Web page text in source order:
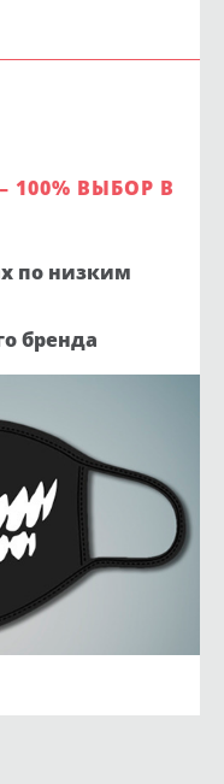
ВЫБОР В
по низким
бренда